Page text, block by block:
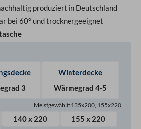
produziert in Deutschland
bei 60° und trocknergeeignet
3
Winterdecke
Wärmegrad 4-5
Meistgewählt: 135x200, 155x220
140 x 220
155 x 220